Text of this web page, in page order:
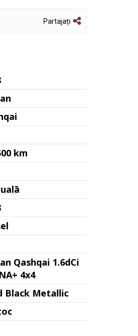
Partajați
km
Qashqai 1.6dCi
4x4
Black Metallic